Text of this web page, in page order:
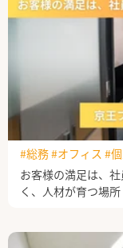
お客様の満足は、
く、人材が育つ場所
#総務#オフィス #